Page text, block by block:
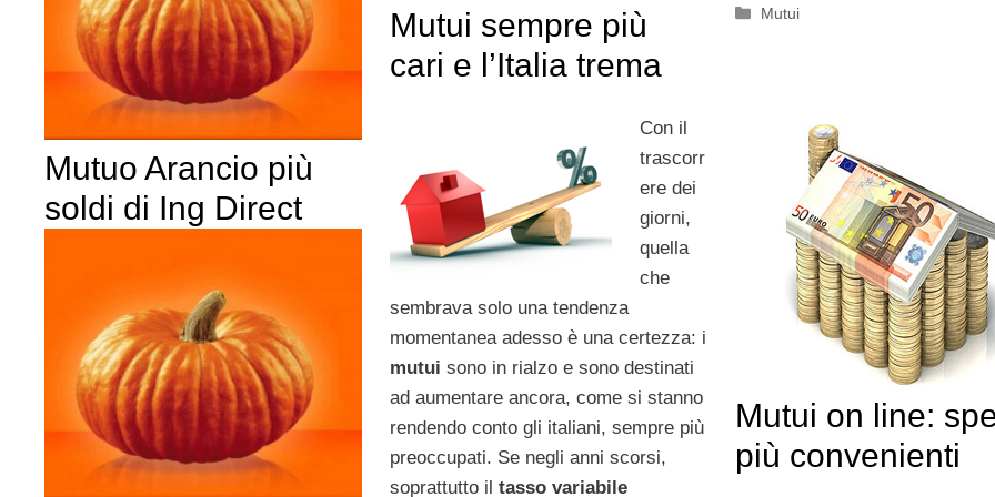
Categorie
Mutui
Mutui sempre più
cari e l’Italia trema
Con il
trascorr
ere dei
giorni,
quella
che
sembrava solo una tendenza
momentanea adesso è una certezza: i
mutui sono in rialzo e sono destinati
ad aumentare ancora, come si stanno
rendendo conto gli italiani, sempre più
preoccupati. Se negli anni scorsi,
soprattutto il tasso variabile
Mutuo Arancio più
soldi di Ing Direct
Mutui on line:
più convenienti